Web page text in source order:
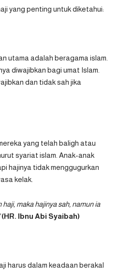
yang penting untuk diketahui:
utama adalah beragama islam.
diwajibkan bagi umat Islam.
dan tidak sah jika
yang telah baligh atau
syariat islam. Anak-anak
hajinya tidak menggugurkan
kelak.
haji, maka hajinya sah, namun ia
(HR. Ibnu Abi Syaibah)
harus dalam keadaan berakal